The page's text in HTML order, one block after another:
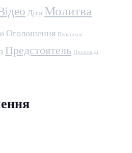
Діти Молитва
Оголошення Персоналі
Предстоятель Проповіді